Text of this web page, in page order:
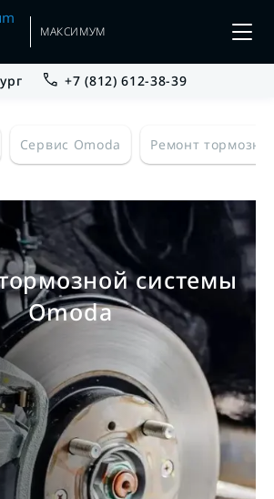
МАКСИМУМ
+7 (812) 612-38-39
Сервис Omoda Ремонт
системы
Omoda